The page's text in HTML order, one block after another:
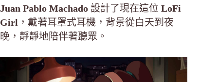
Juan Pablo Machado 設計了現在這位 LoFi
Girl ，戴著耳罩式耳機，背景從白天到夜
晚，靜靜地陪伴著聽眾。